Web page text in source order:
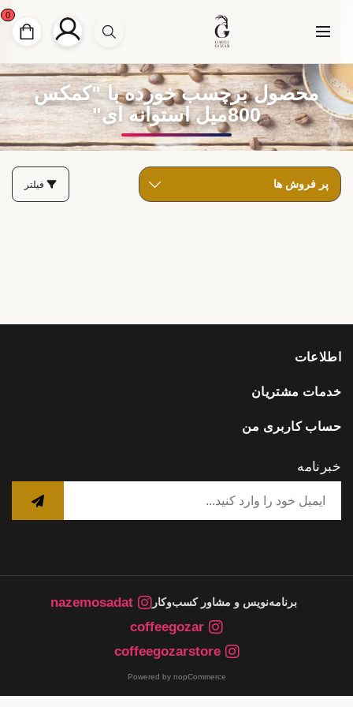
0
محصول برچسب خورده با "کمکس
800میل استوانه ای"
فیلتر
اطلاعات
خدمات مشتریان
حساب کاربری من
خبرنامه
برنامه‌نویس و مشاور کسب‌وکار
nazemosadat
coffeegozar
coffeegozarstore
Powered by nopCommerce